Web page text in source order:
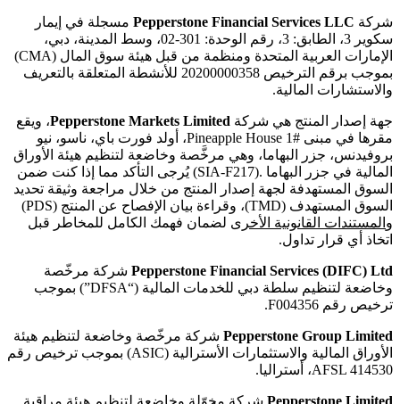
شركة Pepperstone Financial Services LLC مسجلة في إيمار
سكوير 3، الطابق: 3، رقم الوحدة: 301-02، وسط المدينة، دبي،
الإمارات العربية المتحدة ومنظمة من قبل هيئة سوق المال (CMA)
بموجب برقم الترخيص 20200000358 للأنشطة المتعلقة بالتعريف
والاستشارات المالية.
جهة إصدار المنتج هي شركة
، ويقع
مقرها في مبنى #1 Pineapple House، أولد فورت باي، ناسو، نيو
بروفيدنس، جزر البهاما، وهي مرخَّصة وخاضعة لتنظيم هيئة الأوراق
المالية في جزر البهاما .(SIA-F217) يُرجى التأكد مما إذا كنت ضمن
السوق المستهدفة لجهة إصدار المنتج من خلال مراجعة وثيقة تحديد
السوق المستهدف (TMD)، وقراءة بيان الإفصاح عن المنتج (PDS)
و المستندات القانونية الأخرى لضمان فهمك الكامل للمخاطر قبل
اتخاذ أي قرار تداول.
Pepperstone Financial Services (DIFC) Ltd شركة مرخّصة
وخاضعة لتنظيم سلطة دبي للخدمات المالية (“DFSA”) بموجب
ترخيص رقم F004356.
Pepperstone Group Limited شركة مرخّصة وخاضعة لتنظيم هيئة
الأوراق المالية والاستثمارات الأسترالية (ASIC) بموجب ترخيص رقم
AFSL 414530، أستراليا.